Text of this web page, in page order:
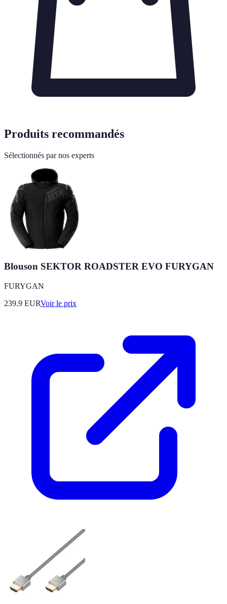
Produits recommandés
Sélectionnés par nos experts
Blouson SEKTOR ROADSTER EVO FURYGAN
FURYGAN
239.9 EURVoir le prix